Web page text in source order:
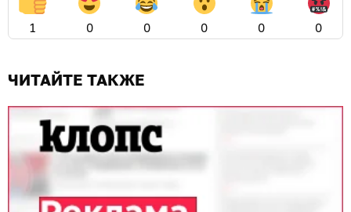
1 0 0 0 0 0
ЧИТАЙТЕ ТАКЖЕ